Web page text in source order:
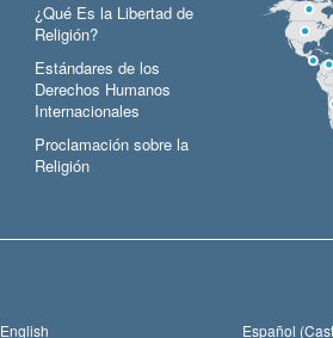
¿Qué Es la Libertad de
Religión?
Estándares de los
Derechos Humanos
Internacionales
Proclamación sobre la
Religión
English Español